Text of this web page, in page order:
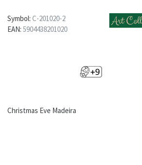
Symbol: C-201020-2
EAN: 5904438201020
Christmas Eve Madeira